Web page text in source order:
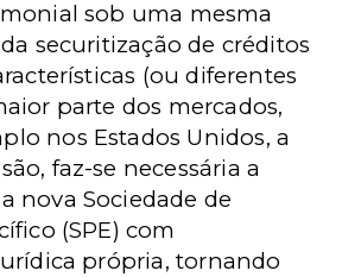
sob uma mesma
securitização de créditos
(ou diferentes
parte dos mercados,
nos Estados Unidos, a
faz-se necessária a
nova Sociedade de
(SPE) com
própria, tornando